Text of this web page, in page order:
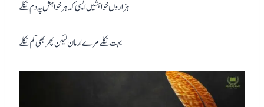
ہزاروں خواہشیں ایسی کہ ہر خواہش پہ دم نکلے
بہت نکلے مرے ارمان لیکن پھر بھی کم نکلے